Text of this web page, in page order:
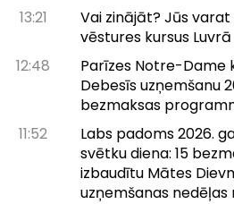
13:21
Vai zinājāt? Jūs
vēstures kursus Luvrā
12:48
Parīzes Notre-Dame
Debesīs uzņemšanu
bezmaksas
11:52
Labs padoms 2026.
svētku diena: 15
izbaudītu Mātes
uzņemšanas nedēļas